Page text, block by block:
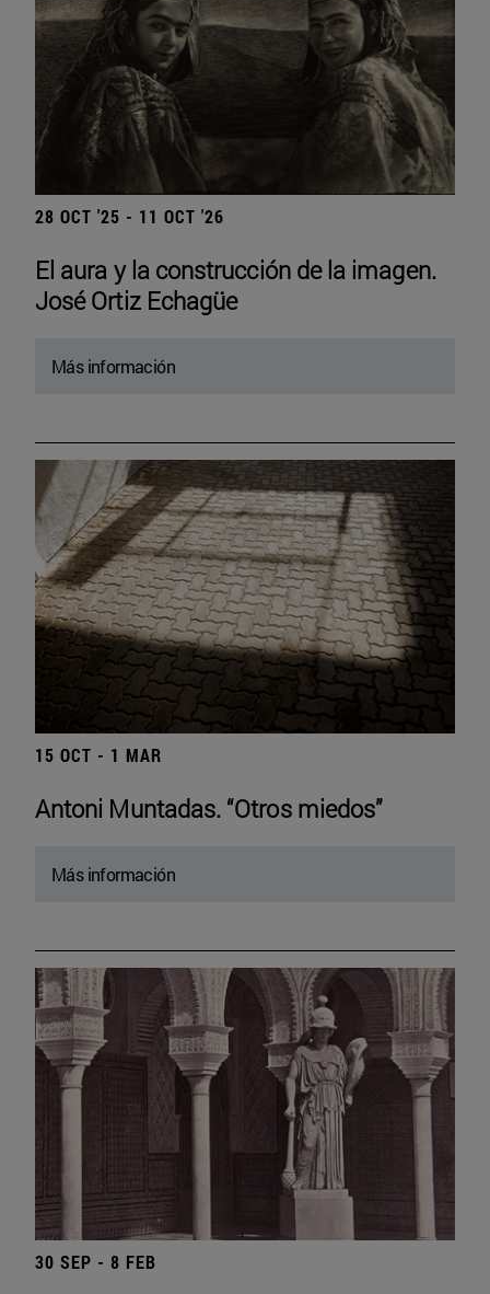
28 OCT '25 - 11 OCT '26
El aura y la construcción de la imagen.
José Ortiz Echagüe
Más información
15 OCT - 1 MAR
Antoni Muntadas. “Otros miedos”
Más información
30 SEP - 8 FEB